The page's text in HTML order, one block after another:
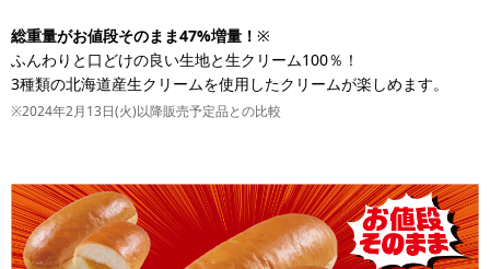
総重量がお値段そのまま47%増量！ ※
ふんわりと口どけの良い生地と生クリーム100％！
3種類の北海道産生クリームを使用したクリームが楽しめます。
※2024年2月13日(火)以降販売予定品との比較